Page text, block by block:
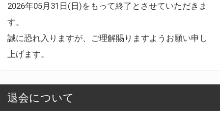
2026年05月31日(日)をもって終了とさせていただきま
す。
誠に恐れ入りますが、ご理解賜りますようお願い申し
上げます。
退会について